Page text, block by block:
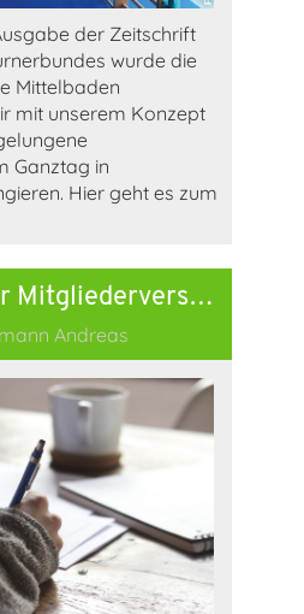
der Zeitschrift
wurde die
Mittelbaden
mit unserem Konzept
Ganztag in
Hier geht es zum
Einladung zur Mitgliederversammlung am 13.10.2025 in Muggensturm
Andreas